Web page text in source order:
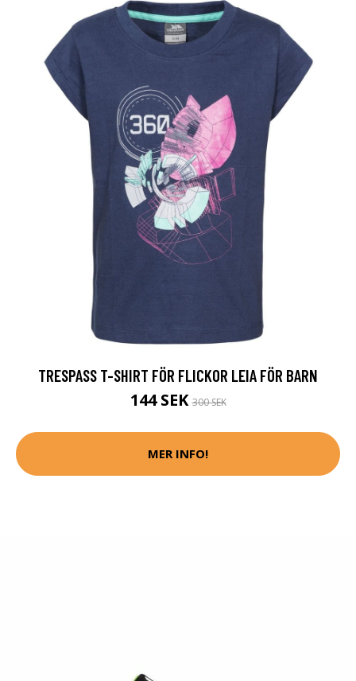
TRESPASS T-SHIRT FÖR FLICKOR LEIA FÖR BARN
144 SEK300 SEK
MER INFO!